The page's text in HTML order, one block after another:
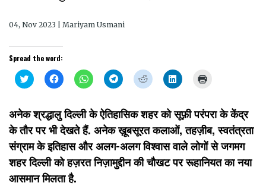
04, Nov 2023 | Mariyam Usmani
Spread the word:
Click
to
(Opens
new
window)
Click
to
Facebook
(Opens
in
new
window)
Click
to
WhatsApp
(Opens
new
Click
to
Telegram
(Opens
new
window)
Click
to
Reddit
(Opens
in
new
window)
Click
to
LinkedIn
(Opens
in
new
window)
new
अनेक श्रद्धालु दिल्ली के ऐतिहासिक शहर को सूफ़ी परंपरा के केंद्र
के तौर पर भी देखते हैं. अनेक ख़ूबसूरत कलाओं, तहज़ीब, स्वतंत्रता
संग्राम के इतिहास और अलग-अलग विश्वास वाले लोगों से जगमग
शहर दिल्ली को हज़रत निज़ामुद्दीन की चौखट पर रूहानियत का नया
आसमान मिलता है.